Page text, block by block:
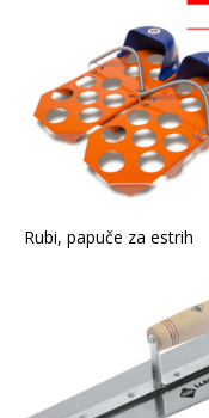
Rubi, papuče za estrih